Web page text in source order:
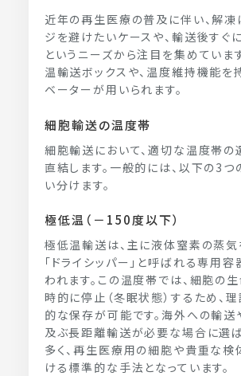
近年の再生医療の普及に伴い、解凍
ジを避けたいケースや、輸送後すぐ
というニーズから注目を集めていま
温輸送ボックスや、温度維持機能を
ベーターが用いられます。
細胞輸送の温度帯
細胞輸送において、適切な温度帯の
直結します。一般的には、以下の3
い分けます。
極低温（－150度以下）
極低温輸送は、主に液体窒素の蒸気
「ドライシッパー」と呼ばれる専用
われます。この温度帯では、細胞の
時的に停止（冬眠状態）するため、
的な保存が可能です。海外への輸送
及ぶ長距離輸送が必要な場合に選
多く、再生医療用の細胞や貴重な検
ける標準的な手法となっています。